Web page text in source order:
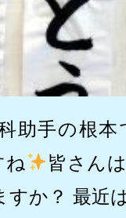
助手の根本
ね
皆さん
すか？ 最近